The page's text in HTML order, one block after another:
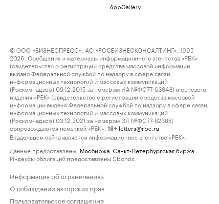
AppGallery
© ООО «БИЗНЕСПРЕСС», АО «РОСБИЗНЕСКОНСАЛТИНГ», 1995–
2026. Сообщения и материалы информационного агентства «РБК»
(свидетельство о регистрации средства массовой информации
выдано Федеральной службой по надзору в сфере связи,
информационных технологий и массовых коммуникаций
(Роскомнадзор) 09.12.2015 за номером ИА №ФС77-63848) и сетевого
издания «РБК» (свидетельство о регистрации средства массовой
информации выдано Федеральной службой по надзору в сфере связи,
информационных технологий и массовых коммуникаций
(Роскомнадзор) 03.12.2021 за номером ЭЛ №ФС77-82385)
сопровождаются пометкой «РБК».
18+ letters@rbc.ru
Владельцем сайта является информационное агентство «РБК».
Данные предоставлены: Мосбиржа Санкт-Петербургская биржа
Индексы облигаций предоставлены Cbonds.
Информация об ограничениях
О соблюдении авторских прав
Пользовательское соглашение